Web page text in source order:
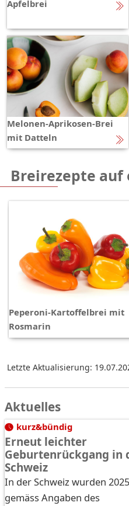
Apfelbrei
Melonen-Aprikosen-Brei
mit Datteln
Breirezepte auf
Peperoni-Kartoffelbrei mit
Rosmarin
Letzte Aktualisierung:
Aktuelles
kurz&bündig
Erneut leichter
Geburtenrückgang in
Schweiz
In der Schweiz wurden 2025
gemäss Angaben des